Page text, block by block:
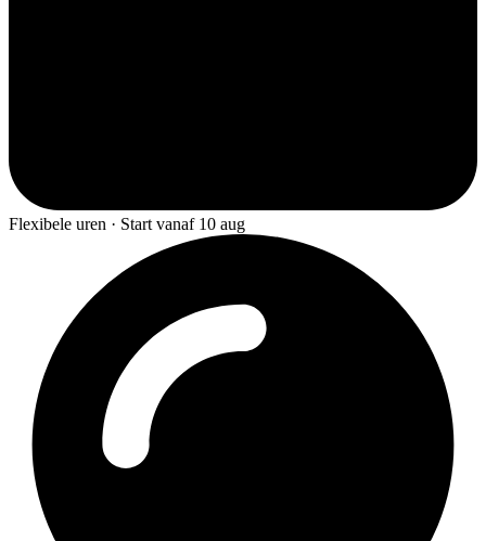
Flexibele uren · Start vanaf 10 aug